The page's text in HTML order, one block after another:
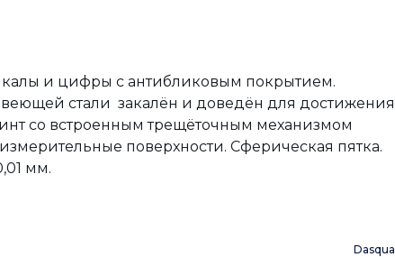
и цифры с антибликовым покрытием.
стали закалён и доведён для достижения
со встроенным трещёточным механизмом
поверхности. Сферическая пятка.
мм.
Dasqua